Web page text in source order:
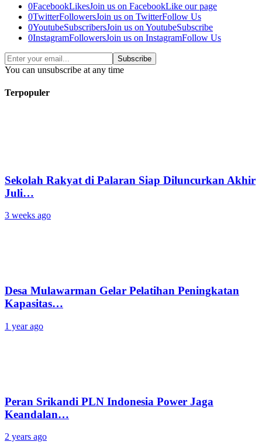
0FacebookLikesJoin us on FacebookLike our page
0TwitterFollowersJoin us on TwitterFollow Us
0YoutubeSubscribersJoin us on YoutubeSubscribe
0InstagramFollowersJoin us on InstagramFollow Us
Subscribe
You can unsubscribe at any time
Terpopuler
Sekolah Rakyat di Palaran Siap Diluncurkan Akhir
Juli…
3 weeks ago
Desa Mulawarman Gelar Pelatihan Peningkatan
Kapasitas…
1 year ago
Peran Srikandi PLN Indonesia Power Jaga
Keandalan…
2 years ago